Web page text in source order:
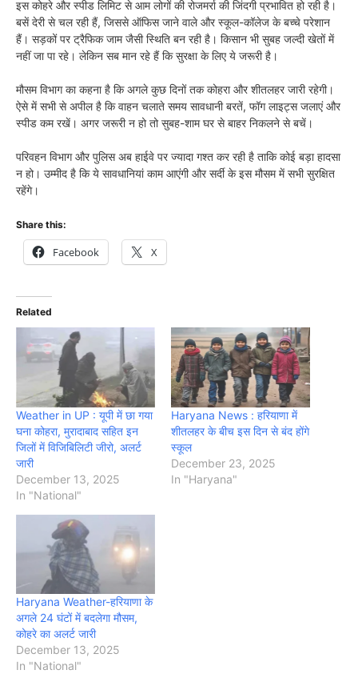
इस कोहरे और स्पीड लिमिट से आम लोगों की रोजमर्रा की जिंदगी प्रभावित हो रही है।
बसें देरी से चल रही हैं, जिससे ऑफिस जाने वाले और स्कूल-कॉलेज के बच्चे परेशान
हैं। सड़कों पर ट्रैफिक जाम जैसी स्थिति बन रही है। किसान भी सुबह जल्दी खेतों में
नहीं जा पा रहे। लेकिन सब मान रहे हैं कि सुरक्षा के लिए ये जरूरी है।
मौसम विभाग का कहना है कि अगले कुछ दिनों तक कोहरा और शीतलहर जारी रहेगी।
ऐसे में सभी से अपील है कि वाहन चलाते समय सावधानी बरतें, फॉग लाइट्स जलाएं और
स्पीड कम रखें। अगर जरूरी न हो तो सुबह-शाम घर से बाहर निकलने से बचें।
परिवहन विभाग और पुलिस अब हाईवे पर ज्यादा गश्त कर रही है ताकि कोई बड़ा हादसा
न हो। उम्मीद है कि ये सावधानियां काम आएंगी और सर्दी के इस मौसम में सभी सुरक्षित
रहेंगे।
Share this:
Facebook X
Related
Weather in UP : यूपी में छा गया
घना कोहरा, मुरादाबाद सहित इन
जिलों में विजिबिलिटी जीरो, अलर्ट
जारी
December 13, 2025
In "National"
Haryana News : हरियाणा में
शीतलहर के बीच इस दिन से बंद होंगे
स्कूल
December 23, 2025
In "Haryana"
Haryana Weather-हरियाणा के
अगले 24 घंटों में बदलेगा मौसम,
कोहरे का अलर्ट जारी
December 13, 2025
In "National"